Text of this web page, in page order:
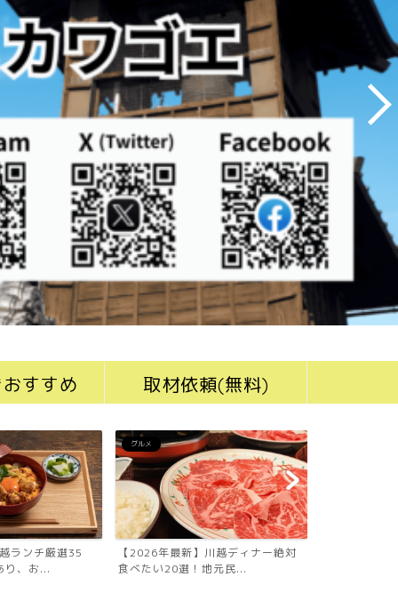
すすめ 取材依頼(無料)
ランチ厳選35
り、お...
グルメ
【2026年最新】川越ディナー絶対
食べたい20選！地元民...